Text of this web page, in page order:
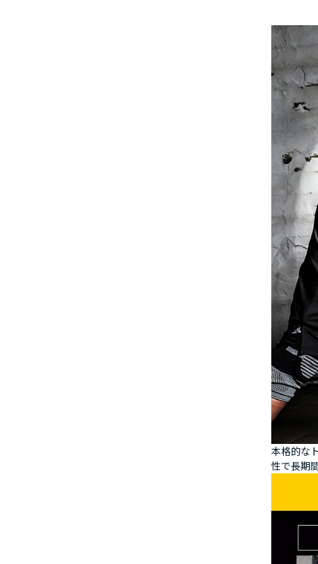
本格的な
性で長期